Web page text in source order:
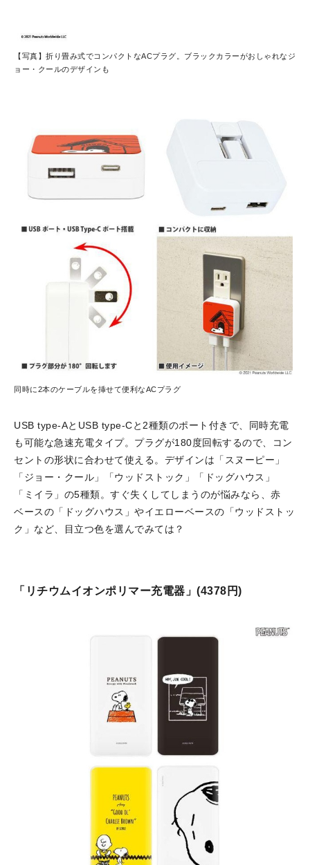
【写真】折り畳み式でコンパクトなACプラグ。ブラックカラーがおしゃれなジ
ョー・クールのデザインも
同時に2本のケーブルを挿せて便利なACプラグ
USB type-AとUSB type-Cと2種類のポート付きで、同時充電
も可能な急速充電タイプ。プラグが180度回転するので、コン
セントの形状に合わせて使える。デザインは「スヌーピー」
「ジョー・クール」「ウッドストック」「ドッグハウス」
「ミイラ」の5種類。すぐ失くしてしまうのが悩みなら、赤
ベースの「ドッグハウス」やイエローベースの「ウッドストッ
ク」など、目立つ色を選んでみては？
「リチウムイオンポリマー充電器」(4378円)